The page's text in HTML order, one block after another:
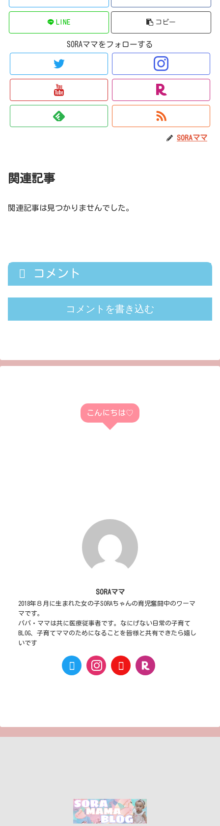
LINE コピー
SORAママをフォローする
SORAママ
関連記事
関連記事は見つかりませんでした。
コメント
コメントを書き込む
こんにちは♡
SORAママ
2018年８月に生まれた女の子SORAちゃんの育児奮闘中のワーマ
マです。
パパ・ママは共に医療従事者です。なにげない日常の子育て
BLOG、子育てママのためになることを皆様と共有できたら嬉し
いです